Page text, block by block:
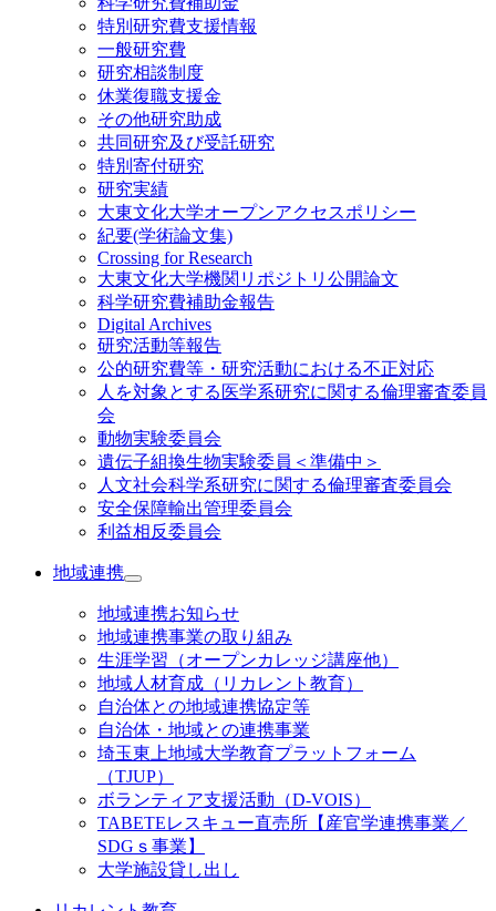
特別研究費支援情報
一般研究費
研究相談制度
休業復職支援金
その他研究助成
共同研究及び受託研究
特別寄付研究
研究実績
大東文化大学オープンアクセスポリシー
紀要(学術論文集)
Crossing for Research
大東文化大学機関リポジトリ公開論文
科学研究費補助金報告
Digital Archives
研究活動等報告
公的研究費等・研究活動における不正対応
人を対象とする医学系研究に関する倫理審査委員
会
動物実験委員会
遺伝子組換生物実験委員＜準備中＞
人文社会科学系研究に関する倫理審査委員会
安全保障輸出管理委員会
利益相反委員会
地域連携
地域連携お知らせ
地域連携事業の取り組み
生涯学習（オープンカレッジ講座他）
地域人材育成（リカレント教育）
自治体との地域連携協定等
自治体・地域との連携事業
埼玉東上地域大学教育プラットフォーム
（TJUP）
ボランティア支援活動（D-VOIS）
TABETEレスキュー直売所【産官学連携事業／
SDGｓ事業】
大学施設貸し出し